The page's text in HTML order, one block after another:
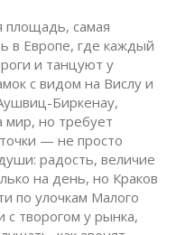
площадь, самая
в Европе, где каждый
и танцуют у
с видом на Вислу и
Биркенау,
мир, но требует
— не просто
радость, величие
на день, но Краков
по улочкам Малого
с творогом у рынка,